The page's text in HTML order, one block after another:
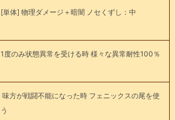
[単体] 物理ダメージ＋暗闇 ノセくずし：中
1度のみ状態異常を受ける時 様々な異常耐性100％
味方が戦闘不能になった時 フェニックスの尾を使
う